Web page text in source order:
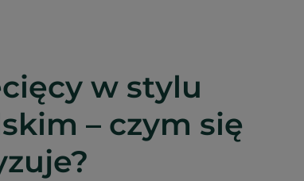
w stylu
– czym się